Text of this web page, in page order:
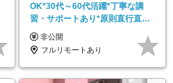
OK*30代～60代活躍*丁寧な講
習・サポートあり*原則直行直帰
／全国募集・業務委託
非公開
フルリモートあり